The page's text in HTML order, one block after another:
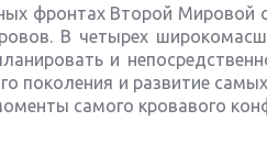
фронтах Второй Мировой
В четырех
и
поколения и развитие
самого кровавого